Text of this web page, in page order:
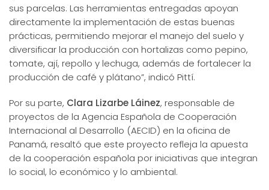
sus parcelas. Las herramientas entregadas apoyan
directamente la implementación de estas buenas
prácticas, permitiendo mejorar el manejo del suelo y
diversificar la producción con hortalizas como pepino,
tomate, ají, repollo y lechuga, además de fortalecer la
producción de café y plátano”, indicó Pittí.
Por su parte, Clara Lizarbe Láinez, responsable de
proyectos de la Agencia Española de Cooperación
Internacional al Desarrollo (AECID) en la oficina de
Panamá, resaltó que este proyecto refleja la apuesta
de la cooperación española por iniciativas que integran
lo social, lo económico y lo ambiental.